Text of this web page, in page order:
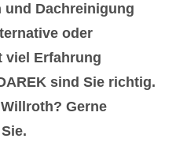
und Dachreinigung
oder
viel Erfahrung
sind Sie richtig.
Gerne